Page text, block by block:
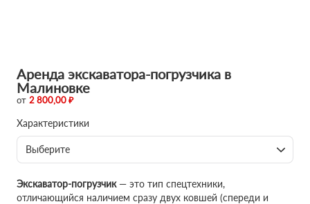
Аренда экскаватора-погрузчика в
Малиновке
от 2 800,00 ₽
Характеристики
Выберите
Экскаватор-погрузчик— это тип спецтехники,
отличающийся наличием сразу двух ковшей (спереди и